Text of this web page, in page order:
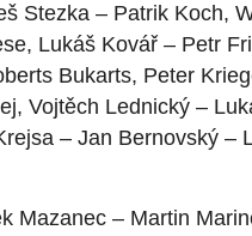
Stezka – Patrik Koch,
Lukáš Kovář – Petr
Bukarts, Peter
Vojtěch Lednický –
– Jan Bernovský –
Mazanec – Martin